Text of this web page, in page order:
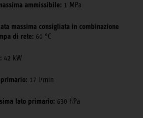
ammissibile: 1 MPa
massima consigliata in combinazione
di rete: 60 °C
42 kW
17 l/min
lato primario: 630 hPa